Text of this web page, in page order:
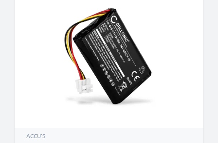
ACCU'S